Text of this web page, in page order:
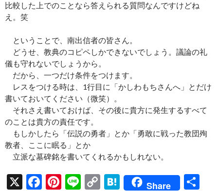
比較した上でのことなら答えられる質問なんですけどね
え。笑
ということで、南出信者の皆さん。
どうせ、教典のコピペしかできないでしょう。議論の礼
儀も守れないでしょうから。
だから、一つだけ条件をつけます。
レスをつける時は、1行目に「かしわもちさんへ」とだけ
書いておいてください（微笑）。
それさえ書いておけば、その後に貴方に発生するすべて
のことは貴方の責任です。
もしかしたら「伝説の勇者」とか「勇敢に戦った教団殉
教者、ここに眠る」とか
立派な墓碑銘を書いてくれるかもしれない。
X
F
Pi Li
C
H
Share